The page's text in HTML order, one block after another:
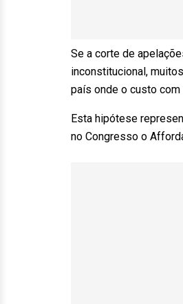
Se a corte de
inconstitucional,
país onde o custo
Esta hipótese
no Congresso o